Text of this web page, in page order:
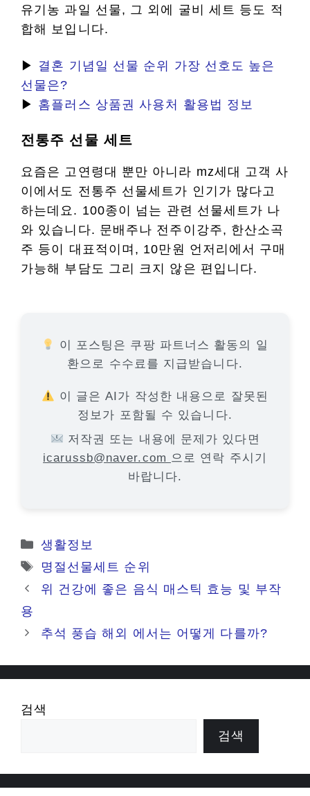
유기농 과일 선물, 그 외에 굴비 세트 등도 적
합해 보입니다.
▶ 결혼 기념일 선물 순위 가장 선호도 높은
선물은?
▶ 홈플러스 상품권 사용처 활용법 정보
전통주 선물 세트
요즘은 고연령대 뿐만 아니라 mz세대 고객 사
이에서도 전통주 선물세트가 인기가 많다고
하는데요. 100종이 넘는 관련 선물세트가 나
와 있습니다. 문배주나 전주이강주, 한산소곡
주 등이 대표적이며, 10만원 언저리에서 구매
가능해 부담도 그리 크지 않은 편입니다.
이 포스팅은 쿠팡 파트너스 활동의 일
환으로 수수료를 지급받습니다.
이 글은 AI가 작성한 내용으로 잘못된
정보가 포함될 수 있습니다.
저작권 또는 내용에 문제가 있다면
icarussb@naver.com 으로 연락 주시기
바랍니다.
카
테
리
생활정보
태
그
명절선물세트 순위
위 건강에 좋은 음식 매스틱 효능 및 부작
용
추석 풍습 해외 에서는 어떻게 다를까?
검색
검색